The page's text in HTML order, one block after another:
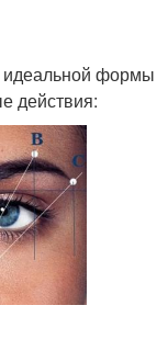
идеальной формы
действия: